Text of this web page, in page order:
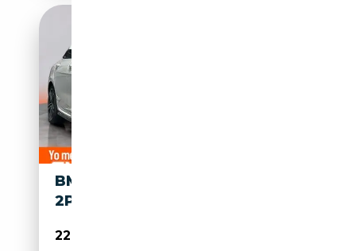
BMW X2 M 2.0 PACK - 150CV -
2P (2023)
22 990€